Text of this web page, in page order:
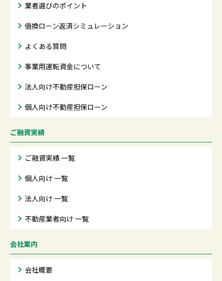
業者選びのポイント
借換ローン返済シミュレーション
よくある質問
事業用運転資金について
法人向け不動産担保ローン
個人向け不動産担保ローン
ご融資実績
ご融資実績 一覧
個人向け 一覧
法人向け 一覧
不動産業者向け 一覧
会社案内
会社概要